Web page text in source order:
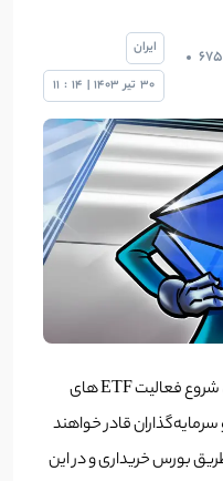
675
ایران
30 تیر 1403
|
14
:
11
طبق اطلاعیه بورس اختیارات شیکاگو، شروع فعالیت ETF های
خواهد بود و سرمایه‌گذاران قادر خواهند
بورس خریداری و در این